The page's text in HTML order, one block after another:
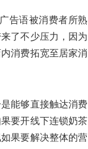
告语被消费者所熟
了不少压力，因为
消费拓宽至居家消
能够直接触达消费
要开线下连锁奶茶
果要解决整体的营